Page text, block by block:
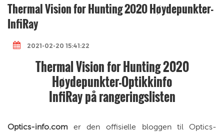
Thermal Vision for Hunting 2020 Høydepunkter-
InfiRay
2021-02-20 15:41:22
Thermal Vision for Hunting 2020
Høydepunkter-Optikkinfo
InfiRay på rangeringslisten
Optics-info.com er den offisielle bloggen til Optics-